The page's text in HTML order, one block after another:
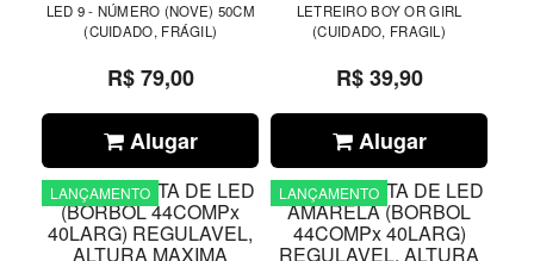
LED 9 - NÚMERO (NOVE) 50CM
(CUIDADO, FRÁGIL)
R$ 79,00
Alugar
LETREIRO BOY OR GIRL
(CUIDADO, FRAGIL)
R$ 39,90
Alugar
LANÇAMENTO LANÇAMENTO